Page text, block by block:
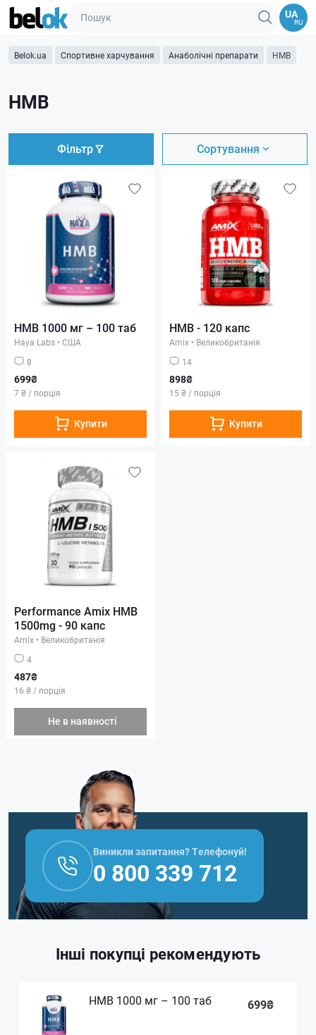
UA
RU
Belok.ua Спортивне харчування Анаболічні препарати HMB
HMB
Фільтр Сортування
HMB 1000 мг – 100 таб
Haya Labs • США
8
699₴
7 ₴ / порція
Купити
HMB - 120 капс
Amix • Великобританія
14
898₴
15 ₴ / порція
Купити
Performance Amix HMB
1500mg - 90 капс
Amix • Великобританія
4
487₴
16 ₴ / порція
Не в наявності
Виникли запитання? Телефонуй!
0 800 339 712
Інші покупці рекомендують
HMB 1000 мг – 100 таб 699₴